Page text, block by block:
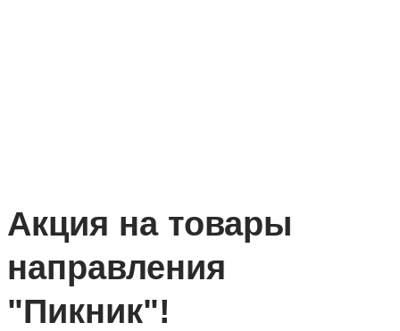
Акция на товары
направления
"Пикник"!